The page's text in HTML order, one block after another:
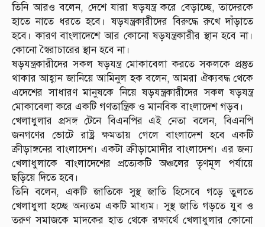
তিনি আরও বলেন, দেশে যারা ষড়যন্ত্র করে বেড়াচ্ছে, তাদেরকে
হাতে নাতে ধরতে হবে। ষড়যন্ত্রকারীদের বিরুদ্ধে রুখে দাঁড়াতে
হবে। কারণ বাংলাদেশে আর কোনো ষড়যন্ত্রকারীর স্থান হবে না।
কোনো স্বৈরাচারের স্থান হবে না।
ষড়যন্ত্রকারীদের সকল ষড়যন্ত্র মোকাবেলা করতে সকলকে প্রস্তুত
থাকার আহ্বান জানিয়ে আমিনুল হক বলেন, আমরা ঐক্যবদ্ধ থেকে
এদেশের সাধারণ মানুষকে নিয়ে ষড়যন্ত্রকারীদের সকল ষড়যন্ত্র
মোকাবেলা করে একটি গণতান্ত্রিক ও মানবিক বাংলাদেশ গড়ব।
খেলাধুলার প্রসঙ্গ টেনে বিএনপির এই নেতা বলেন, বিএনপি
জনগণের ভোটে রাষ্ট্র ক্ষমতায় গেলে বাংলাদেশ হবে একটি
ক্রীড়াঙ্গনের বাংলাদেশ। একটা ক্রীড়ামোদীর বাংলাদেশ। এর জন্য
খেলাধুলাকে বাংলাদেশের প্রত্যেকটি অঞ্চলের তৃণমূল পর্যায়ে
ছড়িয়ে দিতে হবে।
তিনি বলেন, একটি জাতিকে সুস্থ জাতি হিসেবে গড়ে তুলতে
খেলাধুলা হচ্ছে অন্যতম একটি মাধ্যম। সুস্থ জাতি গড়তে যুব ও
তরুণ সমাজকে মাদকের হাত থেকে রক্ষার্থে খেলাধুলার কোনো